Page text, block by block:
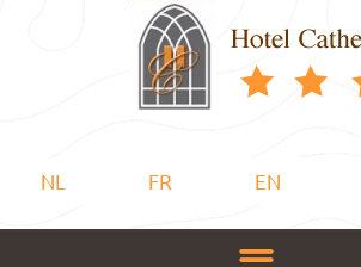
NL FR EN